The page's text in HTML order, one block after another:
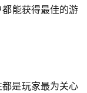
能获得最佳的游
是玩家最为关心